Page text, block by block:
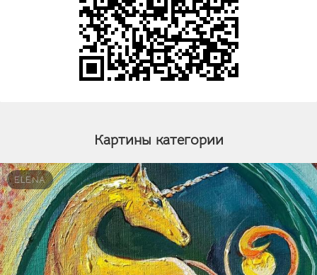
Картины категории
ELENA